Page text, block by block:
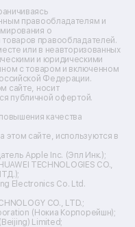
питания
правообладателям и
о
правообладателей.
или в неавторизованных
и юридическими
с товаром и включенном
Федерации.
сайте, носит
публичной офертой.
качества
сайте, используются в
Apple Inc. (Эпл Инк.);
TECHNOLOGIES CO.,
Electronics Co. Ltd.
CO., LTD.;
(Нокиа Корпорейшн);
Limited;